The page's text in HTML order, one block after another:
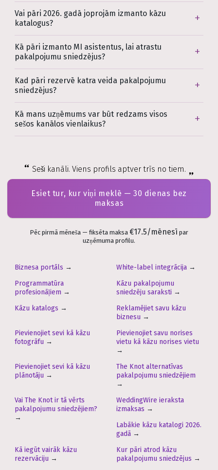
Vai pāri 2026. gadā joprojām izmanto kāzu
katalogus?
Kā pāri izmanto MI asistentus, lai atrastu
pakalpojumu sniedzējus?
Kad pāri rezervē katra veida pakalpojumu
sniedzējus?
Kā mans uzņēmums var būt redzams visos
sešos kanālos vienlaikus?
Seši kanāli. Viens profils aptver trīs no tiem.
Esiet tur, kur viņi meklē — 30 dienas bez
maksas
Pēc pirmā mēneša — fiksēta maksa €17.5/mēnesī par
uzņēmuma profilu.
Biznesa portāls → White-label integrācija →
Programmatūra
profesionāļiem →
Kāzu pakalpojumu
sniedzēju saraksti →
Kāzu katalogs →
Reklamējiet savu kāzu
biznesu →
Pievienojiet sevi kā kāzu
fotogrāfu →
Pievienojiet savu norises
vietu kā kāzu norises vietu
→
Pievienojiet sevi kā kāzu
plānotāju →
The Knot alternatīvas
pakalpojumu sniedzējiem
→
Vai The Knot ir tā vērts
pakalpojumu sniedzējiem?
→
WeddingWire ieraksta
izmaksas →
Labākie kāzu katalogi 2026.
gadā →
Kā iegūt vairāk kāzu
rezervāciju →
Kur pāri atrod kāzu
pakalpojumu sniedzējus →